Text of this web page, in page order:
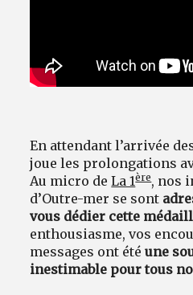
En attendant l’arrivée
joue les prolongations
Au micro deLa 1ère, nos
d’Outre-mer se sont
vous dédier cette
enthousiasme, vos
messages ont étéune
inestimable pour tous